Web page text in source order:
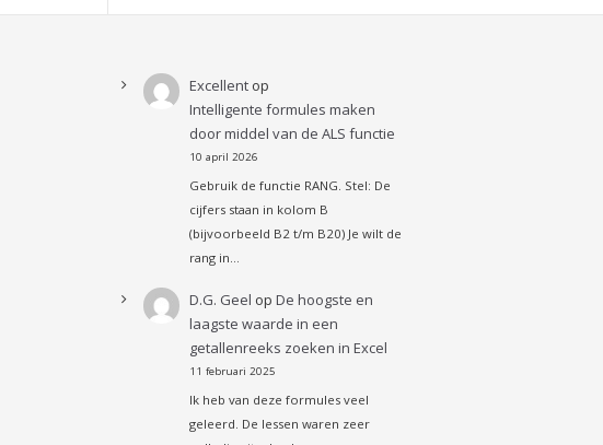
Excellent op
Intelligente formules maken
door middel van de ALS functie
10 april 2026
Gebruik de functie RANG. Stel: De
cijfers staan in kolom B
(bijvoorbeeld B2 t/m B20) Je wilt de
rang in…
D.G. Geel opDe hoogste en
laagste waarde in een
getallenreeks zoeken in Excel
11 februari 2025
Ik heb van deze formules veel
geleerd. De lessen waren zeer